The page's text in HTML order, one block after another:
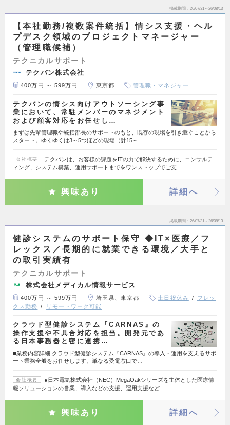
掲載期間 26/07/31～26/08/13
【本社勤務/複数案件統括】情シス支援・ヘル
プデスク領域のプロジェクトマネージャー
（管理職候補）
テクニカルサポート
テクバン株式会社
400万円 ～ 599万円 東京都 管理職・マネジャー
テクバンの情シス向けアウトソーシング事
業において、常駐メンバーのマネジメント
および顧客対応をお任せし…
まずは先輩管理職や統括部長のサポートのもと、既存の現場を引き継ぐことから
スタート。ゆくゆくは3～5つほどの現場（計15～…
会社概要
テクバンは、お客様の課題をITの力で解決するために、コンサルテ
ィング、システム構築、運用サポートまでをワンストップでご支…
興味あり 詳細へ
掲載期間 26/07/31～26/08/13
健診システムのサポート保守 ◆IT×医療／フ
レックス／長期的に就業できる環境／大手と
の取引実績有
テクニカルサポート
株式会社メディカル情報サービス
400万円 ～ 599万円 埼玉県、東京都 土日祝休み
フレッ
クス勤務
リモートワーク可能
クラウド型健診システム『CARNAS』の
操作支援や不具合対応を担当。開発元であ
る日本事務器と密に連携…
■業務内容詳細 クラウド型健診システム『CARNAS』の導入・運用を支えるサポ
ート業務全般をお任せします。単なる受電窓口で…
会社概要
●日本電気株式会社（NEC）MegaOakシリーズを主体とした医療情
報ソリューションの営業、導入などの支援、運用支援など…
興味あり 詳細へ